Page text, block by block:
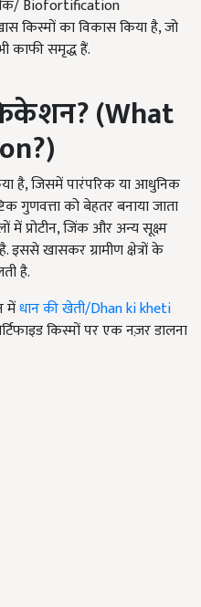
Biofortification
किस्मों का विकास किया है, जो
काफी समृद्ध हैं.
(What
है, जिसमें पारंपरिक या आधुनिक
गुणवत्ता को बेहतर बनाया जाता
प्रोटीन, जिंक और अन्य सूक्ष्म
इससे खासकर ग्रामीण क्षेत्रों के
है.
मेंधान की खेती/Dhan ki kheti
किस्मों पर एक नज़र डालना